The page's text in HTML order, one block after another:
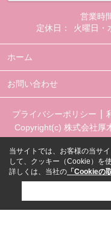
営業時
定休日：
火曜日・
ホーム
お問い合わせ
プライバシーポリシー
Copyright(c) 株式会社厚
当サイトでは、お客様の当サ
して、クッキー（Cookie）を
詳しくは、当社の 「Cookieの